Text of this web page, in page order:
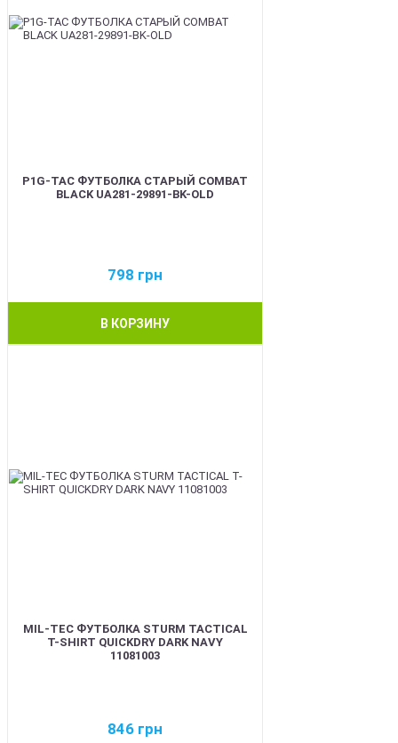
P1G-TAC ФУТБОЛКА СТАРЫЙ COMBAT
BLACK UA281-29891-BK-OLD
798 грн
В КОРЗИНУ
MIL-TEC ФУТБОЛКА STURM TACTICAL
T-SHIRT QUICKDRY DARK NAVY
11081003
846 грн